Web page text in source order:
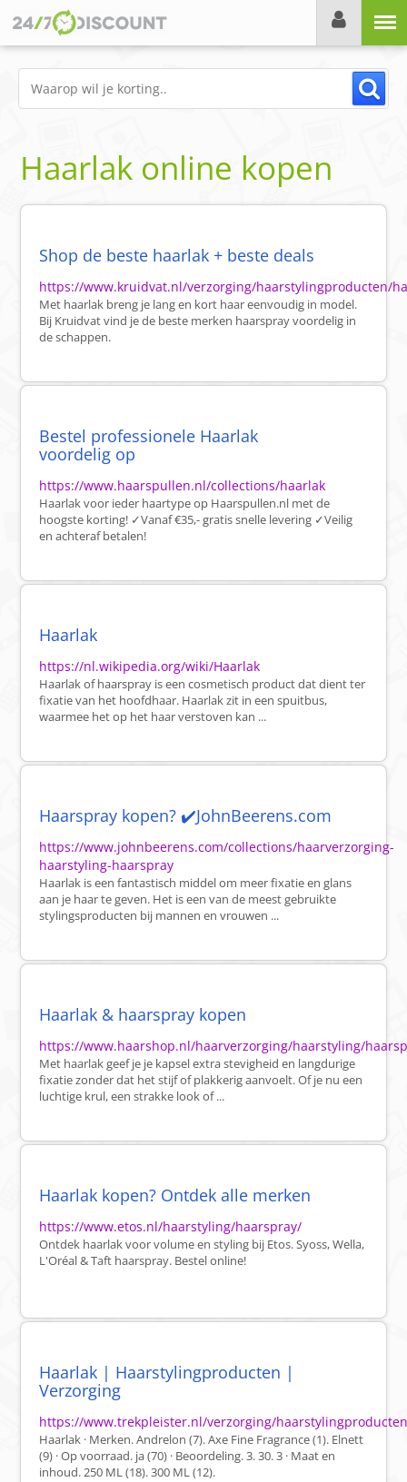
Haarlak online kopen
Shop de beste haarlak + beste deals
https://www.kruidvat.nl/verzorging/haarstylingproducten/
Met haarlak breng je lang en kort haar eenvoudig in model.
Bij Kruidvat vind je de beste merken haarspray voordelig in
de schappen.
Bestel professionele Haarlak
voordelig op
https://www.haarspullen.nl/collections/haarlak
Haarlak voor ieder haartype op Haarspullen.nl met de
hoogste korting! ✓Vanaf €35,- gratis snelle levering ✓Veilig
en achteraf betalen!
Haarlak
https://nl.wikipedia.org/wiki/Haarlak
Haarlak of haarspray is een cosmetisch product dat dient ter
fixatie van het hoofdhaar. Haarlak zit in een spuitbus,
waarmee het op het haar verstoven kan ...
Haarspray kopen? ✔️JohnBeerens.com
https://www.johnbeerens.com/collections/haarverzorging-
haarstyling-haarspray
Haarlak is een fantastisch middel om meer fixatie en glans
aan je haar te geven. Het is een van de meest gebruikte
stylingsproducten bij mannen en vrouwen ...
Haarlak & haarspray kopen
https://www.haarshop.nl/haarverzorging/haarstyling/
Met haarlak geef je je kapsel extra stevigheid en langdurige
fixatie zonder dat het stijf of plakkerig aanvoelt. Of je nu een
luchtige krul, een strakke look of ...
Haarlak kopen? Ontdek alle merken
https://www.etos.nl/haarstyling/haarspray/
Ontdek haarlak voor volume en styling bij Etos. Syoss, Wella,
L'Oréal & Taft haarspray. Bestel online!
Haarlak | Haarstylingproducten |
Verzorging
https://www.trekpleister.nl/verzorging/
Haarlak · Merken. Andrelon (7). Axe Fine Fragrance (1). Elnett
(9) · Op voorraad. ja (70) · Beoordeling. 3. 30. 3 · Maat en
inhoud. 250 ML (18). 300 ML (12).